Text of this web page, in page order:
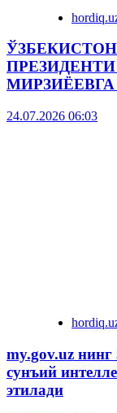
24.07.2026 06:03
my.gov.uz
сунъий
этилади